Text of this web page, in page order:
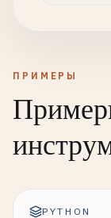
ПРИМЕРЫ
PYTHON